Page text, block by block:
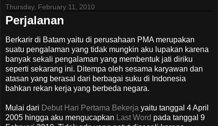
Thursday, February 11, 2010
Perjalanan
Berkarir di Batam yaitu di perusahaan PMA merupakan
suatu pengalaman yang tidak mungkin aku lupakan karena
banyak sekali pengalaman yang membentuk jati diriku
seperti sekarang ini. Ditempa oleh sesama karyawan dan
atasan yang berasal dari berbagai suku di Indonesia
bahkan rekan kerja yang berbeda negara.
Mulai dari Debut Hari Pertama Bekerja yaitu tanggal 4 April
2005 hingga aku mengucapkan Last Word pada tanggal 9